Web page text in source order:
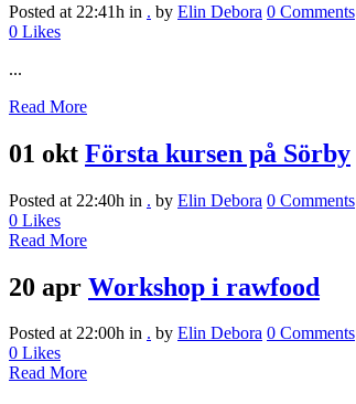
Posted at 22:41h in . by Elin Debora 0 Comments
0 Likes
...
Read More
01 okt Första kursen på Sörby
Posted at 22:40h in . by Elin Debora 0 Comments
0 Likes
Read More
20 apr Workshop i rawfood
Posted at 22:00h in . by Elin Debora 0 Comments
0 Likes
Read More